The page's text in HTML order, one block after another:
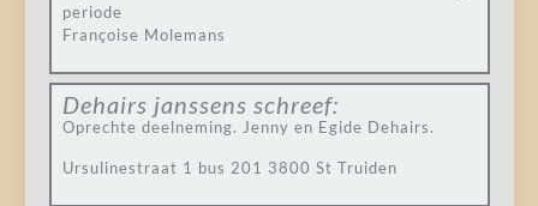
periode
Françoise Molemans
Dehairs janssens schreef:
Oprechte deelneming. Jenny en Egide Dehairs.
Ursulinestraat 1 bus 201 3800 St Truiden